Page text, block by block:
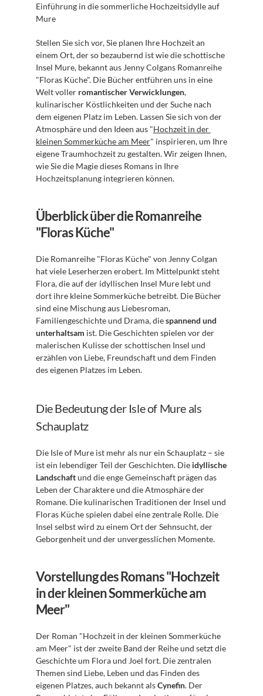
Einführung in die sommerliche Hochzeitsidylle auf
Mure
Stellen Sie sich vor, Sie planen Ihre Hochzeit an
einem Ort, der so bezaubernd ist wie die schottische
Insel Mure, bekannt aus Jenny Colgans Romanreihe
"Floras Küche". Die Bücher entführen uns in eine
Welt voller romantischer Verwicklungen,
kulinarischer Köstlichkeiten und der Suche nach
dem eigenen Platz im Leben. Lassen Sie sich von der
Atmosphäre und den Ideen aus "Hochzeit in der
kleinen Sommerküche am Meer" inspirieren, um Ihre
eigene Traumhochzeit zu gestalten. Wir zeigen Ihnen,
wie Sie die Magie dieses Romans in Ihre
Hochzeitsplanung integrieren können.
Überblick über die Romanreihe
"Floras Küche"
Die Romanreihe "Floras Küche" von Jenny Colgan
hat viele Leserherzen erobert. Im Mittelpunkt steht
Flora, die auf der idyllischen Insel Mure lebt und
dort ihre kleine Sommerküche betreibt. Die Bücher
sind eine Mischung aus Liebesroman,
Familiengeschichte und Drama, die spannend und
unterhaltsam ist. Die Geschichten spielen vor der
malerischen Kulisse der schottischen Insel und
erzählen von Liebe, Freundschaft und dem Finden
des eigenen Platzes im Leben.
Die Bedeutung der Isle of Mure als
Schauplatz
Die Isle of Mure ist mehr als nur ein Schauplatz – sie
ist ein lebendiger Teil der Geschichten. Die idyllische
Landschaft und die enge Gemeinschaft prägen das
Leben der Charaktere und die Atmosphäre der
Romane. Die kulinarischen Traditionen der Insel und
Floras Küche spielen dabei eine zentrale Rolle. Die
Insel selbst wird zu einem Ort der Sehnsucht, der
Geborgenheit und der unvergesslichen Momente.
Vorstellung des Romans "Hochzeit
in der kleinen Sommerküche am
Meer"
Der Roman "Hochzeit in der kleinen Sommerküche
am Meer" ist der zweite Band der Reihe und setzt die
Geschichte um Flora und Joel fort. Die zentralen
Themen sind Liebe, Leben und das Finden des
eigenen Platzes, auch bekannt als Cynefin. Der